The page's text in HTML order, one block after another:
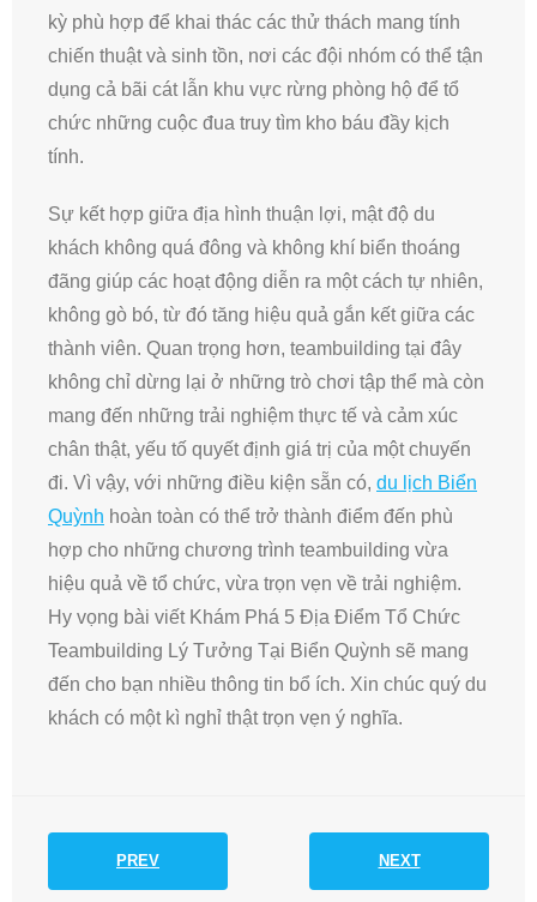
kỳ phù hợp để khai thác các thử thách mang tính
chiến thuật và sinh tồn, nơi các đội nhóm có thể tận
dụng cả bãi cát lẫn khu vực rừng phòng hộ để tổ
chức những cuộc đua truy tìm kho báu đầy kịch
tính.
Sự kết hợp giữa địa hình thuận lợi, mật độ du
khách không quá đông và không khí biển thoáng
đãng giúp các hoạt động diễn ra một cách tự nhiên,
không gò bó, từ đó tăng hiệu quả gắn kết giữa các
thành viên. Quan trọng hơn, teambuilding tại đây
không chỉ dừng lại ở những trò chơi tập thể mà còn
mang đến những trải nghiệm thực tế và cảm xúc
chân thật, yếu tố quyết định giá trị của một chuyến
đi. Vì vậy, với những điều kiện sẵn có, du lịch Biển
Quỳnh hoàn toàn có thể trở thành điểm đến phù
hợp cho những chương trình teambuilding vừa
hiệu quả về tổ chức, vừa trọn vẹn về trải nghiệm.
Hy vọng bài viết Khám Phá 5 Địa Điểm Tổ Chức
Teambuilding Lý Tưởng Tại Biển Quỳnh sẽ mang
đến cho bạn nhiều thông tin bổ ích. Xin chúc quý du
khách có một kì nghỉ thật trọn vẹn ý nghĩa.
PREV NEXT